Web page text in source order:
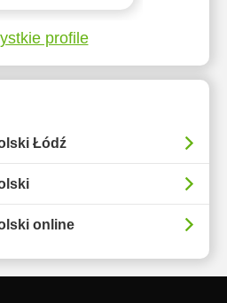
profile
Łódź
online